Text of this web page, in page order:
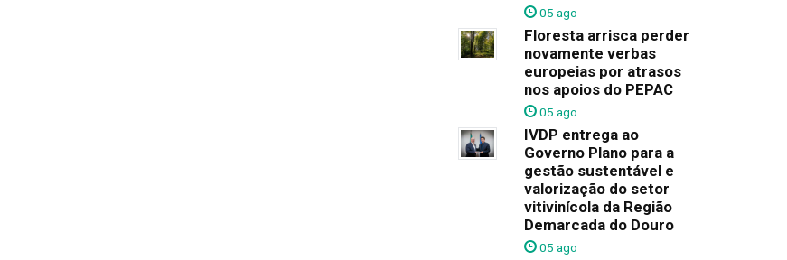
05 ago
Floresta arrisca perder
novamente verbas
europeias por atrasos
nos apoios do PEPAC
05 ago
IVDP entrega ao
Governo Plano para a
gestão sustentável e
valorização do setor
vitivinícola da Região
Demarcada do Douro
05 ago